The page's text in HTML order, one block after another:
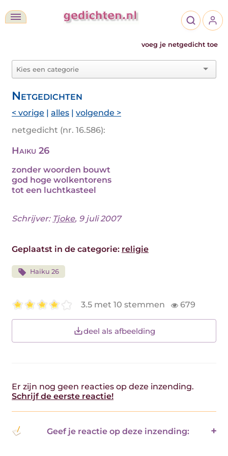
voeg je netgedicht toe
Netgedichten
< vorige | alles | volgende >
netgedicht (nr. 16.586):
Haiku 26
zonder woorden bouwt
god hoge wolkentorens
tot een luchtkasteel
Schrijver: Tjoke, 9 juli 2007
Geplaatst in de categorie: religie
Haiku 26
3.5 met 10 stemmen 679
deel als afbeelding
Er zijn nog geen reacties op deze inzending.
Schrijf de eerste reactie!
Geef je reactie op deze inzending: